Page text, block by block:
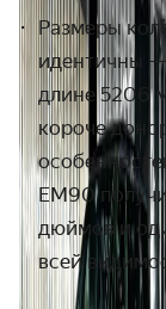
Размеры
идентичны
длине 5206
короче
EM90
дюймов и
всей